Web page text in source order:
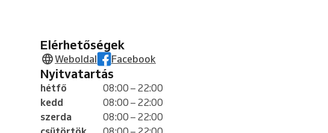
Elérhetőségek
Weboldal Facebook
Nyitvatartás
hétfő
08:00 – 22:00
kedd
08:00 – 22:00
szerda
08:00 – 22:00